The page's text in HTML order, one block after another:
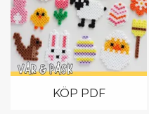
KÖP PDF